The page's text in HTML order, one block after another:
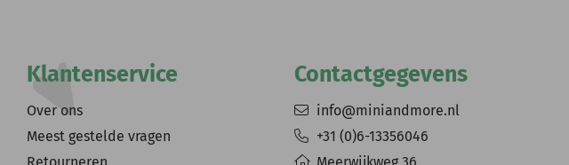
Klantenservice
Over ons
Meest gestelde vragen
Contactgegevens
info@miniandmore.nl
+31 (0)6-13356046